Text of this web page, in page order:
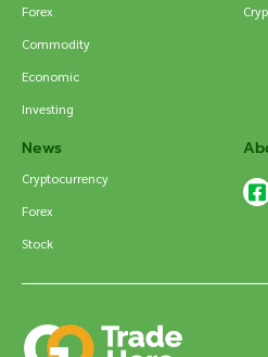
Forex
Commodity
Economic
Investing
News
Cryptocurrency
Forex
Stock